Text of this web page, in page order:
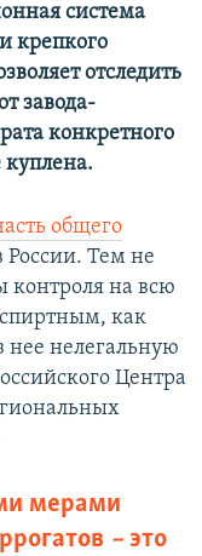
система
крепкого
отследить
завода-
конкретного
куплена.
общего
России. Тем не
контроля на всю
как
нелегальную
Центра
мерами
– это